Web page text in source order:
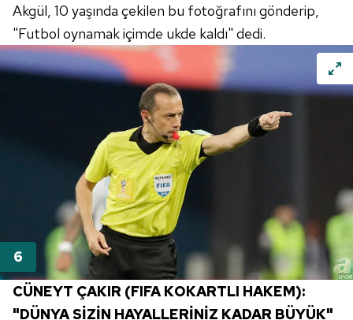
Akgül, 10 yaşında çekilen bu fotoğrafını gönderip,
"Futbol oynamak içimde ukde kaldı" dedi.
CÜNEYT ÇAKIR (FIFA KOKARTLI HAKEM):
"DÜNYA SİZİN HAYALLERİNİZ KADAR BÜYÜK"